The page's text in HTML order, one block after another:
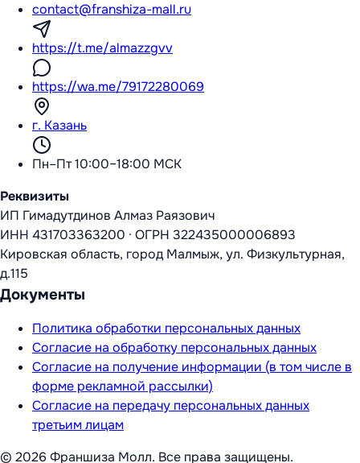
contact@franshiza-mall.ru
https://t.me/almazzgvv
https://wa.me/79172280069
г. Казань
Пн–Пт 10:00–18:00 МСК
Реквизиты
ИП Гимадутдинов Алмаз Раязович
ИНН 431703363200 · ОГРН 322435000006893
Кировская область, город Малмыж, ул. Физкультурная,
д.115
Документы
Политика обработки персональных данных
Согласие на обработку персональных данных
Согласие на получение информации (в том числе в
форме рекламной рассылки)
Согласие на передачу персональных данных
третьим лицам
© 2026 Франшиза Молл. Все права защищены.